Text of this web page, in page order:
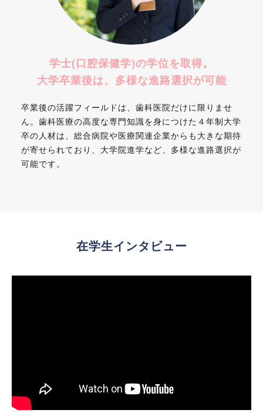
学士(口腔保健学)の学位を取得。
大学卒業後は、 多様な進路選択が可能
卒業後の活躍フィールドは、歯科医院だけに限りませ
ん。歯科医療の高度な専門知識を身につけた４年制大学
卒の人材は、総合病院や医療関連企業からも大きな期待
が寄せられており、大学院進学など、多様な進路選択が
可能です。
在学生インタビュー